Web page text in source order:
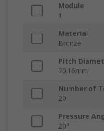
Module
1
Material
Bronze
Pitch
20.16mm
Number of
20
Pressure
20°